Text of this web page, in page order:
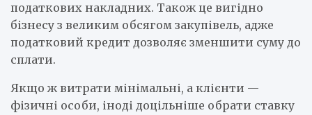
податкових накладних. Також це вигідно
бізнесу з великим обсягом закупівель, адже
податковий кредит дозволяє зменшити суму до
сплати.
Якщо ж витрати мінімальні, а клієнти —
фізичні особи, іноді доцільніше обрати ставку